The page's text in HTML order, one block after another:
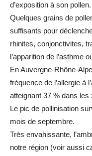
d’exposition à son pollen.
Quelques grains de
suffisants pour
rhinites, conjonctivites,
l’apparition de l’asthme
En Auvergne-Rhône-
fréquence de l’allergie à
atteignant 37 % dans
Le pic de pollinisation
mois de septembre.
Très envahissante,
notre région (voir aussi